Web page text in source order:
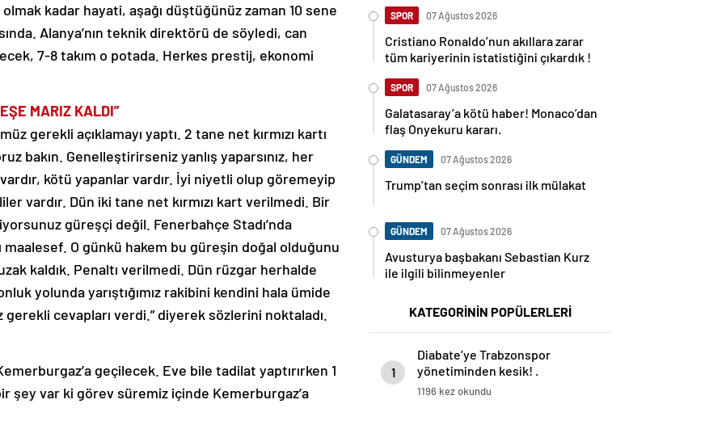
kadar hayati, aşağı düştüğünüz zaman 10 sene
Alanya’nın teknik direktörü de söyledi, can
7-8 takım o potada. Herkes prestij, ekonomi
MARIZ KALDI”
gerekli açıklamayı yaptı. 2 tane net kırmızı kartı
bakın. Genelleştirirseniz yanlış yaparsınız, her
kötü yapanlar vardır. İyi niyetli olup göremeyip
vardır. Dün iki tane net kırmızı kart verilmedi. Bir
güreşçi değil. Fenerbahçe Stadı’nda
O günkü hakem bu güreşin doğal olduğunu
kaldık. Penaltı verilmedi. Dün rüzgar herhalde
yolunda yarıştığımız rakibini kendini hala ümide
cevapları verdi.” diyerek sözlerini noktaladı.
geçilecek. Eve bile tadilat yaptırırken 1
şey var ki görev süremiz içinde Kemerburgaz’a
SPOR 07 Ağustos 2026
Cristiano Ronaldo’nun akıllara zarar
tüm kariyerinin istatistiğini çıkardık !
SPOR 07 Ağustos 2026
Galatasaray’a kötü haber! Monaco’dan
flaş Onyekuru kararı.
GÜNDEM 07 Ağustos 2026
Trump’tan seçim sonrası ilk mülakat
GÜNDEM 07 Ağustos 2026
Avusturya başbakanı Sebastian Kurz
ile ilgili bilinmeyenler
KATEGORİNİN POPÜLERLERİ
1
Diabate’ye Trabzonspor
yönetiminden kesik! .
1196 kez okundu